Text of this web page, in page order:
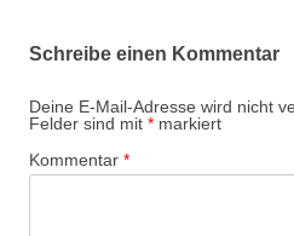
r
a
g
s
Schreibe einen Kommentar
Deine E-Mail-Adresse wird nicht
Felder sind mit * markiert
Kommentar *